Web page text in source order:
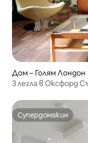
Дом – Голям Лондон
3 легла в Оксфорд
Супердомакин
Супердомакин